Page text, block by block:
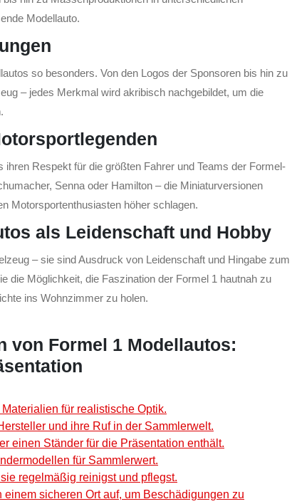
Modellauto.
so besonders. Von den Logos der Sponsoren bis hin zu
– jedes Merkmal wird akribisch nachgebildet, um die
Respekt für die größten Fahrer und Teams der Formel-
Senna oder Hamilton – die Miniaturversionen
Motorsportenthusiasten höher schlagen.
als Leidenschaft und Hobby
– sie sind Ausdruck von Leidenschaft und Hingabe zum
die Möglichkeit, die Faszination der Formel 1 hautnah zu
ins Wohnzimmer zu holen.
von Formel 1 Modellautos:
für realistische Optik.
und ihre Ruf in der Sammlerwelt.
einen Ständer für die Präsentation enthält.
für Sammlerwert.
regelmäßig reinigst und pflegst.
sicheren Ort auf, um Beschädigungen zu